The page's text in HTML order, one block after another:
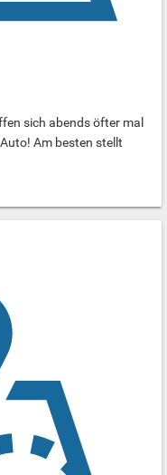
sich abends öfter mal
Am besten stellt